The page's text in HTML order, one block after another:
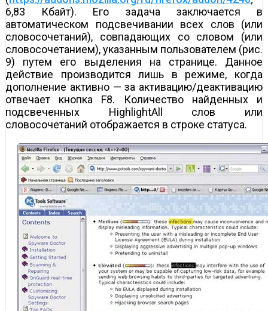
6,83 Кбайт). Его задача заключается в
автоматическом подсвечивании всех слов (или
словосочетаний), совпадающих со словом (или
словосочетанием), указанным пользователем (рис.
9) путем его выделения на странице. Данное
действие производится лишь в режиме, когда
дополнение активно — за активацию/деактивацию
отвечает кнопка F8. Количество найденных и
подсвеченных HighlightAll слов или
словосочетаний отображается в строке статуса.